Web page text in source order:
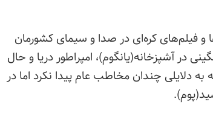
فیلم‌‌های کره‌‌ای در صدا و سیمای کشورمان
در آشپزخانه(یانگوم)، امپراطور دریا و حال
دلایلی چندان مخاطب عام پیدا نکرد اما در